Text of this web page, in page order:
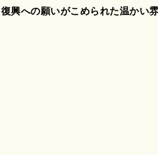
復興への願いがこめられた温かい